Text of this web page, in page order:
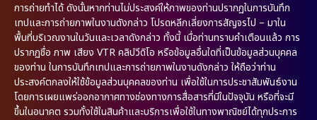
การถ่ายทำได้ ดังนั้นหากท่านไม่ประสงค์ให้ภาพของท่านปรากฏในการบันทึก
เทปและการถ่ายภาพในงานดังกล่าว โปรดหลีกเลี่ยงการสัญจรไป – มาใน
พื้นที่บริเวณงานในวันและเวลาดังกล่าว ทั้งนี้ เมื่อท่านทราบคำเตือนแล้ว การ
ปรากฏชื่อ ภาพ เสียง VTR คลิปวีดิโอ หรือข้อมูลอื่นใดที่เป็นข้อมูลส่วนบุคคล
ของท่าน ในการบันทึกเทปและการถ่ายภาพในงานดังกล่าว ให้ถือว่าท่าน
ประสงค์ตกลงให้ใช้ข้อมูลส่วนบุคคลของท่าน เพื่อใช้ในการประชาสัมพันธ์งาน
โดยการเผยแพร่ออกอากาศทางช่องทางการสื่อสารที่มีในปัจจุบัน หรือที่จะมี
ขึ้นในอนาคต รวมทั้งใช้ในสินค้าและบริการเพื่อใช้ในทางพาณิชย์ได้ทุกประการ